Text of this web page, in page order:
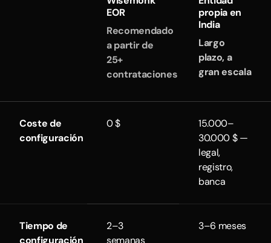
EOR
Recomendado
a partir de
25+
contrataciones
propia en
India
Largo
plazo, a
gran escala
Coste de
configuración
0 $
15.000–
30.000 $ —
legal,
registro,
banca
Tiempo de
configuración
2–3
semanas
3–6 meses